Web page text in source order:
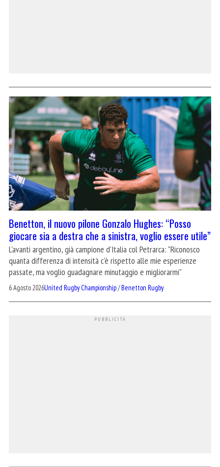
Benetton, il nuovo pilone Gonzalo Hughes: “Posso
giocare sia a destra che a sinistra, voglio essere utile”
L'avanti argentino, già campione d'Italia col Petrarca: "Riconosco
quanta differenza di intensità c'è rispetto alle mie esperienze
passate, ma voglio guadagnare minutaggio e migliorarmi"
6 Agosto 2026United Rugby Championship/Benetton Rugby